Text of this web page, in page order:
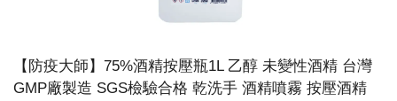
【防疫大師】75%酒精按壓瓶1L 乙醇 未變性酒精 台灣
GMP廠製造 SGS檢驗合格 乾洗手 酒精噴霧 按壓酒精